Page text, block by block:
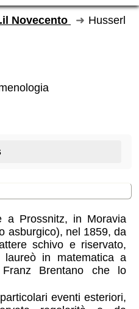
Novecento Husserl
a Prossnitz, in Moravia
asburgico), nel 1859, da
schivo e riservato,
in matematica a
Brentano che lo
eventi esteriori,